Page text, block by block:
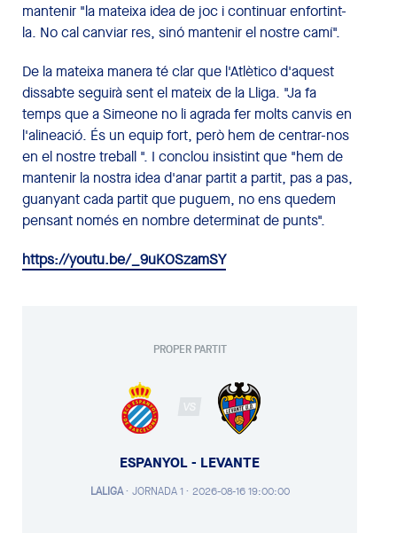
mantenir "la mateixa idea de joc i continuar enfortint-
la. No cal canviar res, sinó mantenir el nostre camí".
De la mateixa manera té clar que l'Atlètico d'aquest
dissabte seguirà sent el mateix de la Lliga. "Ja fa
temps que a Simeone no li agrada fer molts canvis en
l'alineació. És un equip fort, però hem de centrar-nos
en el nostre treball ". I conclou insistint que "hem de
mantenir la nostra idea d'anar partit a partit, pas a pas,
guanyant cada partit que puguem, no ens quedem
pensant només en nombre determinat de punts".
https://youtu.be/_9uKOSzamSY
PROPER PARTIT
VS
ESPANYOL - LEVANTE
LALIGA· JORNADA 1 · 2026-08-16 19:00:00